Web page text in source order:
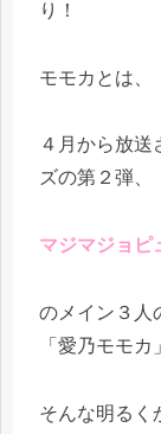
り！
モモカとは、
４月から放送
ズの第２弾、
マジマジョピ
のメイン３人
「愛乃モモカ
そんな明るく